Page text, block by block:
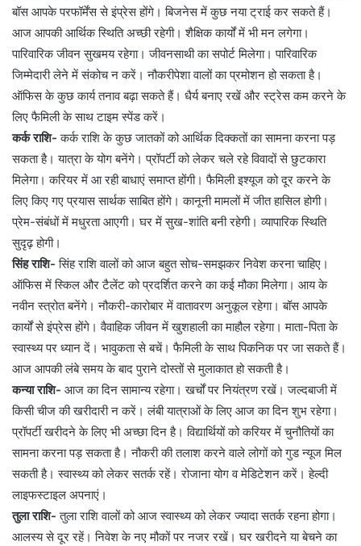
बॉस आपके परफॉर्मेंस से इंप्रेस होंगे। बिजनेस में कुछ नया ट्राई कर सकते हैं।
आज आपकी आर्थिक स्थिति अच्छी रहेगी। शैक्षिक कार्यों में भी मन लगेगा।
पारिवारिक जीवन सुखमय रहेगा। जीवनसाथी का सपोर्ट मिलेगा। पारिवारिक
जिम्मेदारी लेने में संकोच न करें। नौकरीपेशा वालों का प्रमोशन हो सकता है।
ऑफिस के कुछ कार्य तनाव बढ़ा सकते हैं। धैर्य बनाए रखें और स्ट्रेस कम करने के
लिए फैमिली के साथ टाइम स्पेंड करें।
कर्क राशि- कर्क राशि के कुछ जातकों को आर्थिक दिक्कतों का सामना करना पड़
सकता है। यात्रा के योग बनेंगे। प्रॉपर्टी को लेकर चले रहे विवादों से छुटकारा
मिलेगा। करियर में आ रही बाधाएं समाप्त होंगी। फैमिली इश्यूज को दूर करने के
लिए किए गए प्रयास सार्थक साबित होंगे। कानूनी मामलों में जीत हासिल होगी।
प्रेम-संबंधों में मधुरता आएगी। घर में सुख-शांति बनी रहेगी। व्यापारिक स्थिति
सुदृढ़ होगी।
सिंह राशि- सिंह राशि वालों को आज बहुत सोच-समझकर निवेश करना चाहिए।
ऑफिस में स्किल और टैलेंट को प्रदर्शित करने का कई मौका मिलेगा। आय के
नवीन स्त्रोत बनेंगे। नौकरी-कारोबार में वातावरण अनुकूल रहेगा। बॉस आपके
कार्यों से इंप्रेस होंगे। वैवाहिक जीवन में खुशहाली का माहौल रहेगा। माता-पिता के
स्वास्थ्य पर ध्यान दें। भावुकता से बचें। फैमिली के साथ पिकनिक पर जा सकते हैं।
आज आपकी लंबे समय के बाद पुराने दोस्तों से मुलाकात हो सकती है।
कन्या राशि- आज का दिन सामान्य रहेगा। खर्चों पर नियंत्रण रखें। जल्दबाजी में
किसी चीज की खरीदारी न करें। लंबी यात्राओं के लिए आज का दिन शुभ रहेगा।
प्रॉपर्टी खरीदने के लिए भी अच्छा दिन है। विद्यार्थियों को करियर में चुनौतियों का
सामना करना पड़ सकता है। नौकरी की तलाश करने वाले लोगों को गुड न्यूज मिल
सकती है। स्वास्थ्य को लेकर सतर्क रहें। रोजाना योग व मेडिटेशन करें। हेल्दी
लाइफस्टाइल अपनाएं।
तुला राशि-तुला राशि वालों को आज स्वास्थ्य को लेकर ज्यादा सतर्क रहना होगा।
आलस्य से दूर रहें। निवेश के नए मौकों पर नजर रखें। घर खरीदने या बेचने का